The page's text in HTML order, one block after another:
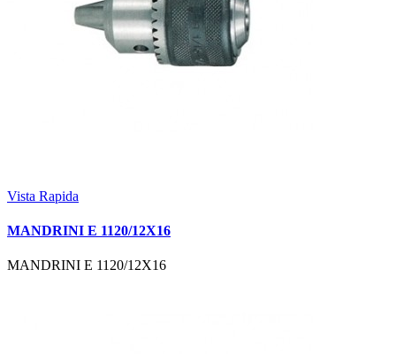
Vista Rapida
MANDRINI E 1120/12X16
MANDRINI E 1120/12X16